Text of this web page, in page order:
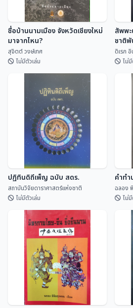
ชื่อบ้านนามเมือง จังหวัดเชียงใหม่
มาจากไหน?
สุจิตต์ วงษ์เทศ
ชื่อบ้านนามเมือง จังหวัดเชียงใหม่
มาจากไหน?
สุจิตต์ วงษ์เทศ
ไม่มีตัวเล่ม
สั
ช
ล
ดิ
สัพพะ
ชาติพั
ลานแ
ดิเรก
ไม่
ปฏิทินดิถีเพ็ญ ฉบับ สดร.
สถาบันวิจัยดาราศาสตร...
ปฏิทินดิถีเพ็ญ ฉบับ สดร.
สถาบันวิจัยดาราศาสตร์แห่งชาติ
ไม่มีตัวเล่ม
ค
ฉ
คำทำ
ฉลอง
ไม่